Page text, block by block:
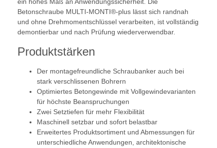
Betonschraube MULTI-MONTI®-plus lässt sich randnah
und ohne Drehmomentschlüssel verarbeiten, ist vollständig
demontierbar und nach Prüfung wiederverwendbar.
Produktstärken
Der montagefreundliche Schraubanker auch bei
stark verschlissenen Bohrern
Optimiertes Betongewinde mit Vollgewindevarianten
für höchste Beanspruchungen
Zwei Setztiefen für mehr Flexibilität
Maschinell setzbar und sofort belastbar
Erweitertes Produktsortiment und Abmessungen für
unterschiedliche Anwendungen, architektonische